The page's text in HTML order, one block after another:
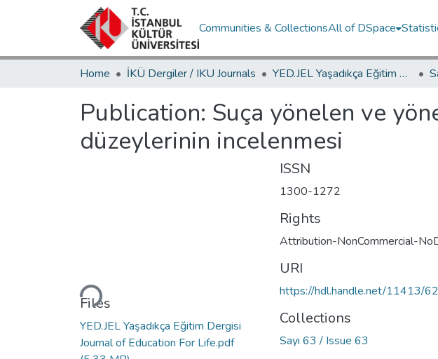
Communities & CollectionsAll of DSpace
Home İKÜ Dergiler / IKU Journals YED.JEL Yaşadıkça Eğitim Dergisi / Journal of Education For Life
Publication: Suça yönelen ve
düzeylerinin incelenmesi
Loading...
Files
YED.JEL Yaşadıkça Eğitim Dergisi
Journal of Education For Life.pdf
ISSN
1300-1272
Rights
Attribution-NonCommercial-
URI
https://hdl.handle.net/11413/
Collections
Sayı 63 / Issue 63